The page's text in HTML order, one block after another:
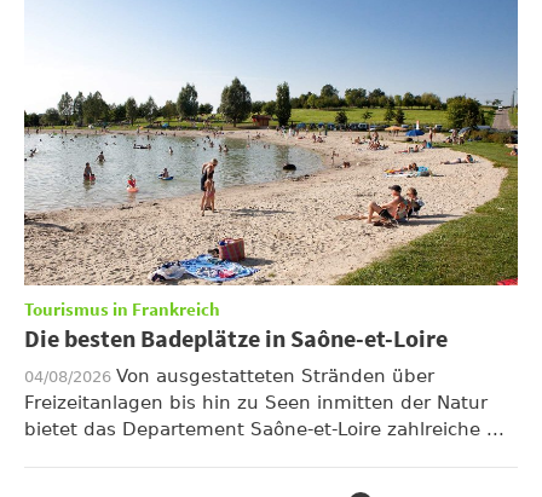
Tourismus in Frankreich
Die besten Badeplätze in Saône-et-Loire
04/08/2026 Von ausgestatteten Stränden über
Freizeitanlagen bis hin zu Seen inmitten der Natur
bietet das Departement Saône-et-Loire zahlreiche ...